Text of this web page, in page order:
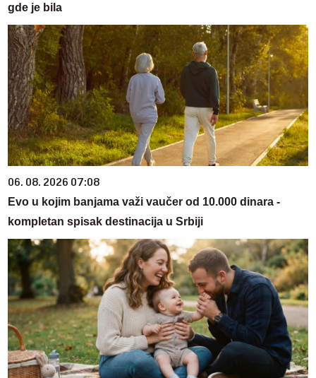
gde je bila
06. 08. 2026 07:08
Evo u kojim banjama važi vaučer od 10.000 dinara -
kompletan spisak destinacija u Srbiji